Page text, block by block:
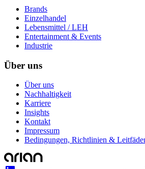
Brands
Einzelhandel
Lebensmittel / LEH
Entertainment & Events
Industrie
Über uns
Über uns
Nachhaltigkeit
Karriere
Insights
Kontakt
Impressum
Bedingungen, Richtlinien &